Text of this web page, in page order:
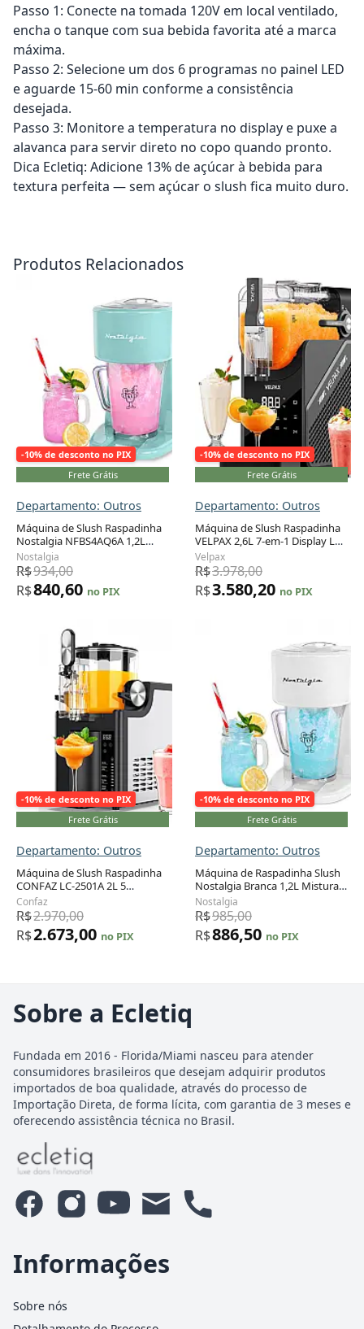
Passo 1: Conecte na tomada 120V em local ventilado,
encha o tanque com sua bebida favorita até a marca
máxima.
Passo 2: Selecione um dos 6 programas no painel LED
e aguarde 15-60 min conforme a consistência
desejada.
Passo 3: Monitore a temperatura no display e puxe a
alavanca para servir direto no copo quando pronto.
Dica Ecletiq: Adicione 13% de açúcar à bebida para
textura perfeita — sem açúcar o slush fica muito duro.
Produtos Relacionados
-10% de desconto no PIX
Frete Grátis
Departamento: Outros
Máquina de Slush Raspadinha
Nostalgia NFBS4AQ6A 1,2L
Dupla Textura Mistura
Automática Azul Aqua
Adicionar ao carrinho
Nostalgia
R$934,00
R$840,60 no PIX
-10% de desconto no PIX
Frete Grátis
Departamento: Outros
Máquina de Slush Raspadinha
VELPAX 2,6L 7-em-1 Display LED
Auto Limpeza Sem Gelo
Velpax
R$3.978,00
R$3.580,20 no PIX
-10% de desconto no PIX
Frete Grátis
Departamento: Outros
Máquina de Slush Raspadinha
CONFAZ LC-2501A 2L 5
Programas Sem Gelo Auto
Limpeza 110V
Adicionar ao carrinho
Confaz
R$2.970,00
R$2.673,00 no PIX
-10% de desconto no PIX
Frete Grátis
Departamento: Outros
Máquina de Raspadinha Slush
Nostalgia Branca 1,2L Mistura
Automática 120V
Adicionar ao carrinho
Nostalgia
R$985,00
R$886,50 no PIX
Sobre a Ecletiq
Fundada em 2016 - Florida/Miami nasceu para atender
consumidores brasileiros que desejam adquirir produtos
importados de boa qualidade, através do processo de
Importação Direta, de forma lícita, com garantia de 3 meses e
oferecendo assistência técnica no Brasil.
Informações
Sobre nós